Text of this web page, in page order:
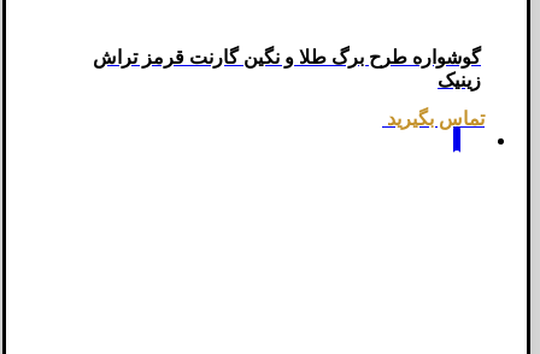
گوشواره طرح برگ طلا و نگین گارنت قرمز تراش
زینیک
تماس بگیرید